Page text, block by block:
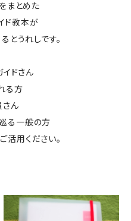
まとめた
ド教本が
とうれしです。
ドさん
る方
さん
る一般の方
活用ください。